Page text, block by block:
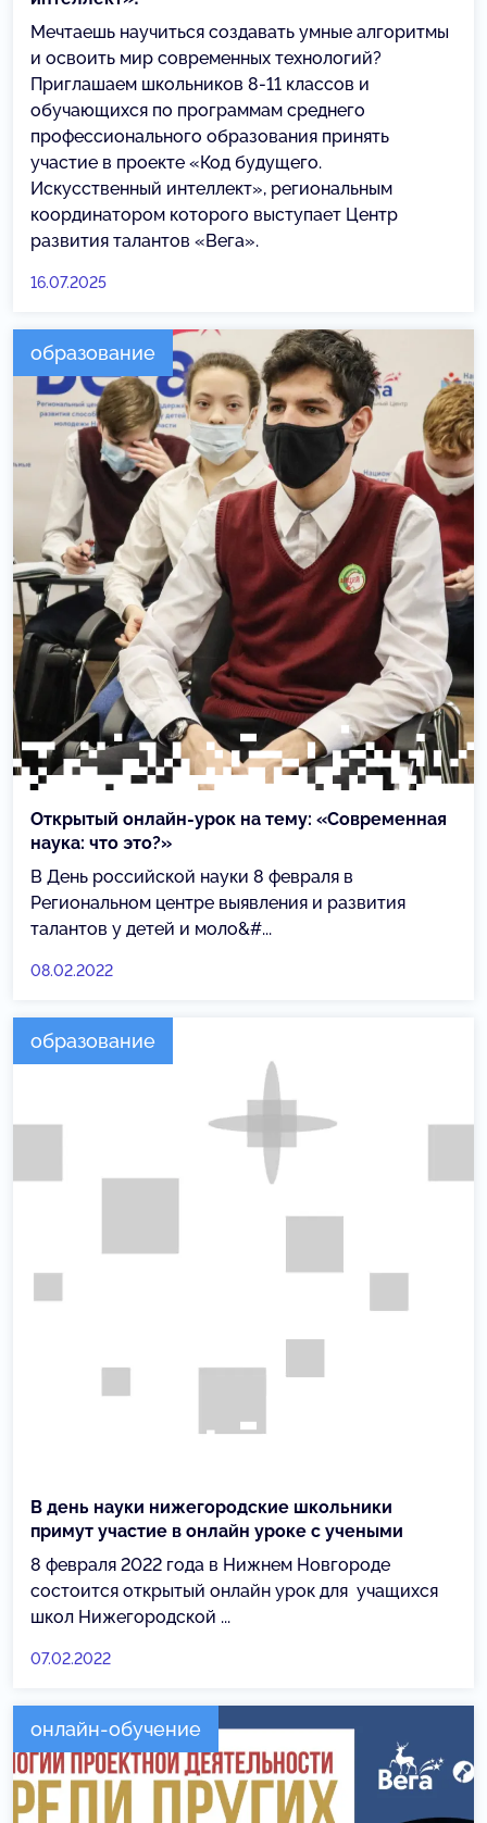
Мечтаешь научиться создавать умные алгоритмы
и освоить мир современных технологий?
Приглашаем школьников 8-11 классов и
обучающихся по программам среднего
профессионального образования принять
участие в проекте «Код будущего.
Искусственный интеллект», региональным
координатором которого выступает Центр
развития талантов «Вега».
16.07.2025
образование
Открытый онлайн-урок на тему: «Современная
наука: что это?»
В День российской науки 8 февраля в
Региональном центре выявления и развития
талантов у детей и моло&#...
08.02.2022
образование
В день науки нижегородские школьники
примут участие в онлайн уроке с учеными
8 февраля 2022 года в Нижнем Новгороде
состоится открытый онлайн урок для учащихся
школ Нижегородской ...
07.02.2022
онлайн-обучение